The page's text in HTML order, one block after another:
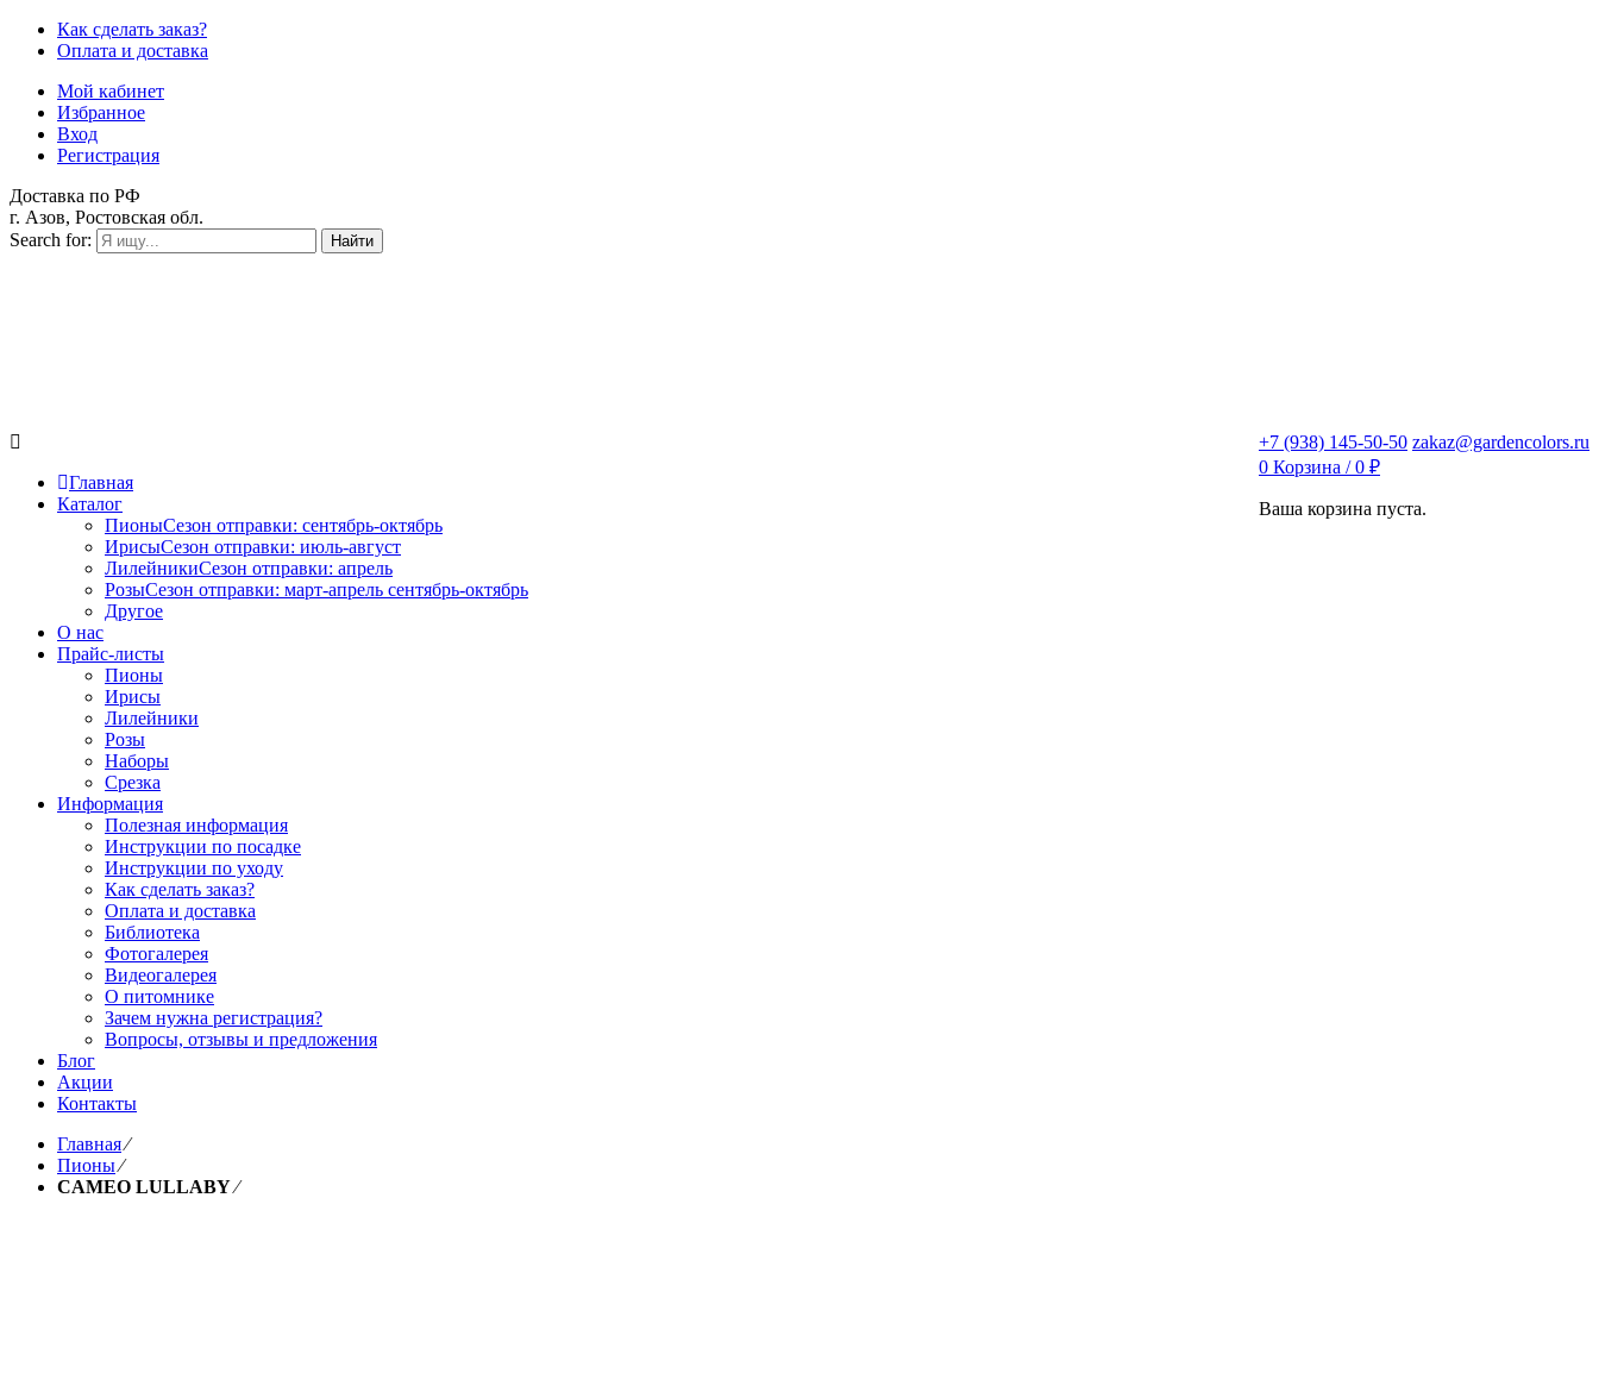
Как сделать заказ?
Оплата и доставка
Мой кабинет
Избранное
Вход
Регистрация
Доставка по РФ
г. Азов, Ростовская обл.
Search for:
Найти
+7 (938) 145-50-50 zakaz@gardencolors.ru
0 Корзина /0 ₽
Ваша корзина пуста.
Главная
Каталог
ПионыСезон отправки: сентябрь-октябрь
ИрисыСезон отправки: июль-август
ЛилейникиСезон отправки: апрель
РозыСезон отправки: март-апрель сентябрь-октябрь
Другое
О нас
Прайс-листы
Пионы
Ирисы
Лилейники
Розы
Наборы
Срезка
Информация
Полезная информация
Инструкции по посадке
Инструкции по уходу
Как сделать заказ?
Оплата и доставка
Библиотека
Фотогалерея
Видеогалерея
О питомнике
Зачем нужна регистрация?
Вопросы, отзывы и предложения
Блог
Акции
Контакты
Главная⁄
Пионы⁄
CAMEO LULLABY⁄